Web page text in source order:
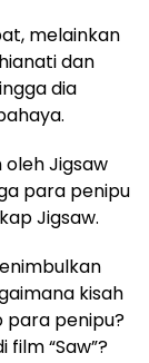
melainkan
dan
dia
Jigsaw
para penipu
Jigsaw.
kisah
para penipu?
“Saw”?